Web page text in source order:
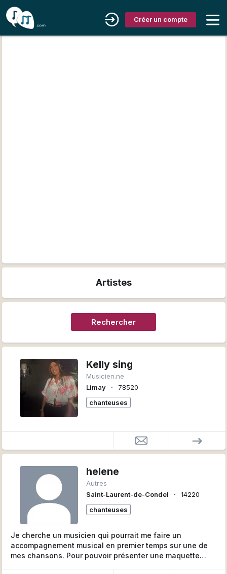
Créer un compte
Artistes
Rechercher
Kelly sing
Musicien.ne
Limay
∙
78520
chanteuses
helene
Autres
Saint-Laurent-de-Condel
∙
14220
chanteuses
Je cherche un musicien qui pourrait me faire un
accompagnement musical en premier temps sur une de
mes chansons. Pour pouvoir présenter une maquette